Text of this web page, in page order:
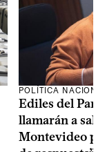
POLÍTICA
Ediles del
llamarán a sala
Montevideo